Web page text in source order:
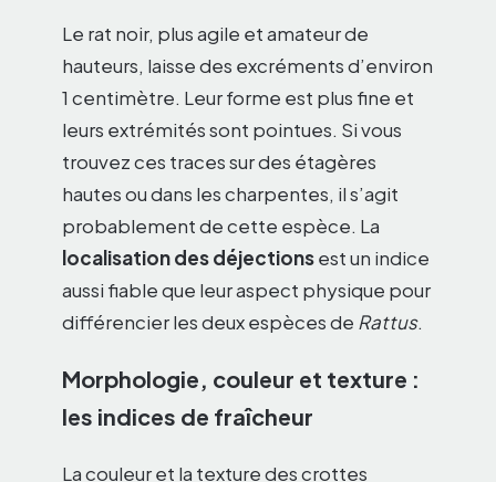
Le rat noir, plus agile et amateur de
hauteurs, laisse des excréments d’environ
1 centimètre. Leur forme est plus fine et
leurs extrémités sont pointues. Si vous
trouvez ces traces sur des étagères
hautes ou dans les charpentes, il s’agit
probablement de cette espèce. La
localisation des déjectionsest un indice
aussi fiable que leur aspect physique pour
différencier les deux espèces de Rattus.
Morphologie, couleur et texture :
les indices de fraîcheur
La couleur et la texture des crottes